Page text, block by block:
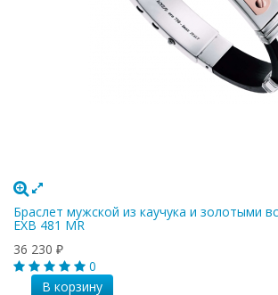
Браслет мужской из каучука и золотыми
EXB 481 MR
36 230 ₽
0
В корзину